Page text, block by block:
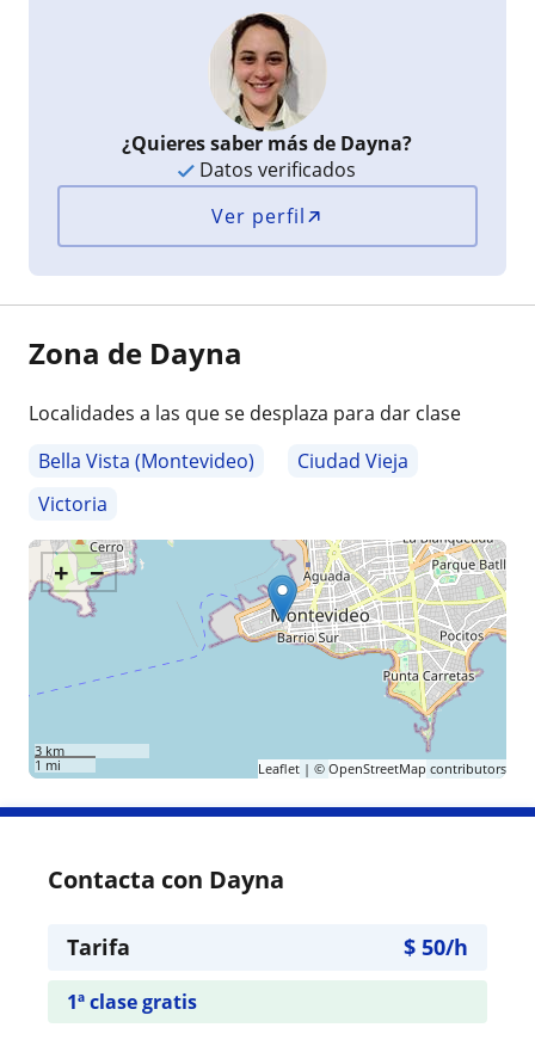
¿Quieres saber más de Dayna?
Datos verificados
Ver perfil
Zona de Dayna
Localidades a las que se desplaza para dar clase
Bella Vista (Montevideo)
Ciudad Vieja
Victoria
+ −
3 km
1 mi
Leaflet| © OpenStreetMap contributors
Contacta con Dayna
Tarifa $ 50/h
1ª clase gratis